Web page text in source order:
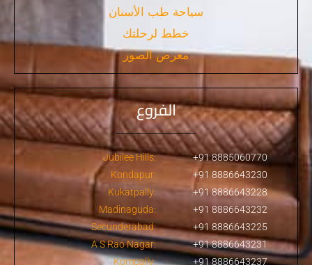
سياحة طب الأسنان
خطط لرحلتك
معرض الصور
الفروع
Jubilee Hills:
Kondapur:
Kukatpally:
Madinaguda:
Secunderabad:
A S Rao Nagar:
Kompally:
+91 8885060770
+91 8886643230
+91 8886643228
+91 8886643232
+91 8886643225
+91 8886643231
+91 8886643237